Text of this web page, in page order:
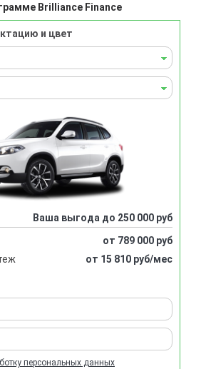
Brilliance Finance
и цвет
Ваша выгода до 250 000 руб
от 789 000 руб
платеж
от 15 810 руб/мес
персональных данных